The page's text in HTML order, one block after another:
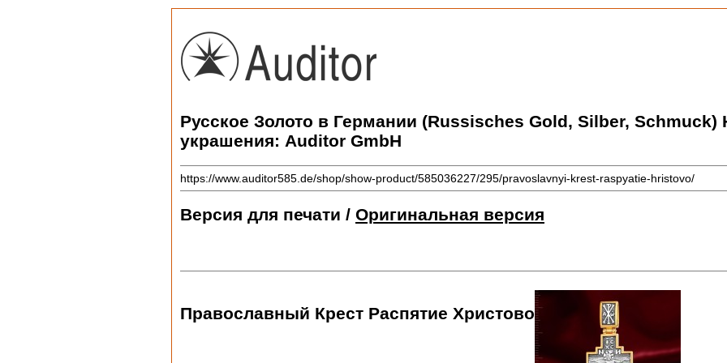
Русское Золото в Германии (Russisches Gold, Silber,
украшения: Auditor GmbH
https://www.auditor585.de/shop/show-product/585036227/295/pravoslavnyi-krest-raspyatie-hristovo/
Версия для печати / Оригинальная версия
Православный Крест Распятие Христово